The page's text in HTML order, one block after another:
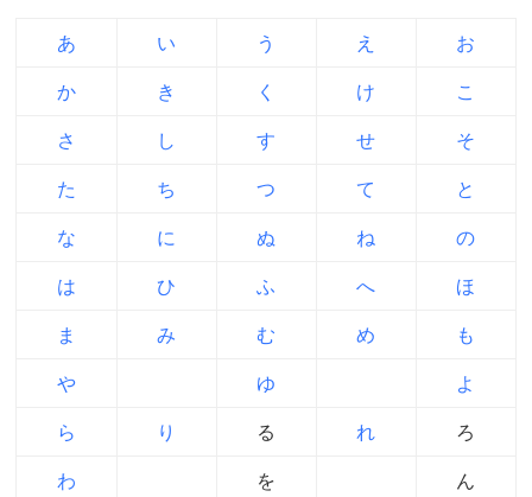
あ い う え お
か き く け こ
さ し す せ そ
た ち つ て と
な に ぬ ね の
は ひ ふ へ ほ
ま み む め も
や ゆ よ
ら り る れ ろ
わ を ん